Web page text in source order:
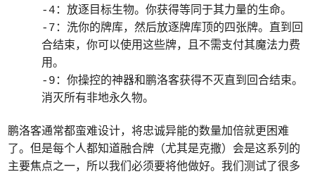
-4：放逐目标生物。你获得等同于其力量的生命。
-7：洗你的牌库，然后放逐牌库顶的四张牌。直到回
合结束，你可以使用这些牌，且不需支付其魔法力费
用。
-9：你操控的神器和鹏洛客获得不灭直到回合结束。
消灭所有非地永久物。
鹏洛客通常都蛮难设计，将忠诚异能的数量加倍就更困难
了。但是每个人都知道融合牌（尤其是克撒）会是这系列的
主要焦点之一，所以我们必须要将他做好。我们测试了很多